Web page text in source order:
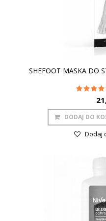
SHEFOOT MASKA DO
DODAJ DO
Dodaj